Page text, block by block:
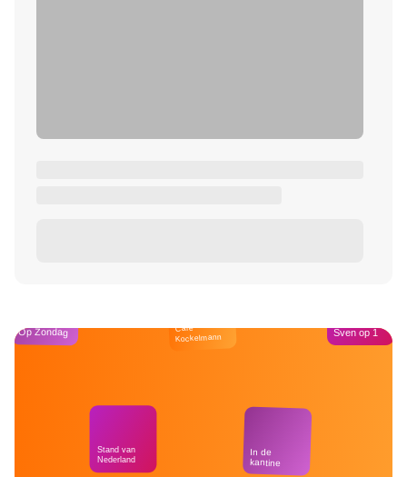
Op Zondag
Stand van
Nederland
Café
Kockelmann
In de
kantine
Sven op 1